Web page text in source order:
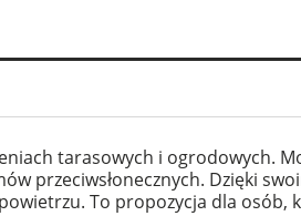
tarasowych i ogrodowych.
przeciwsłonecznych. Dzięki
To propozycja dla osób,